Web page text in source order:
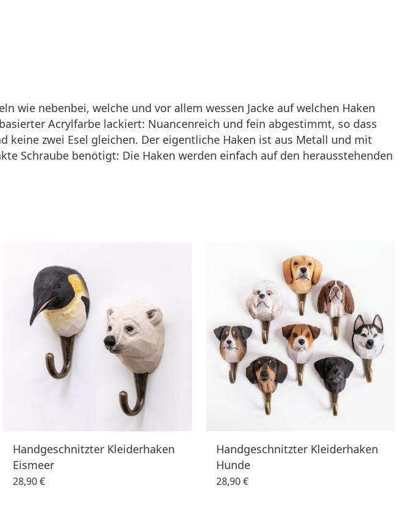
wie nebenbei, welche und vor allem wessen Jacke auf welchen Haken
Acrylfarbe lackiert: Nuancenreich und fein abgestimmt, so dass
zwei Esel gleichen. Der eigentliche Haken ist aus Metall und mit
Schraube benötigt: Die Haken werden einfach auf den herausstehenden
Handgeschnitzter Kleiderhaken
Eismeer
28,90 €
Handgeschnitzter Kleiderhaken
Hunde
28,90 €